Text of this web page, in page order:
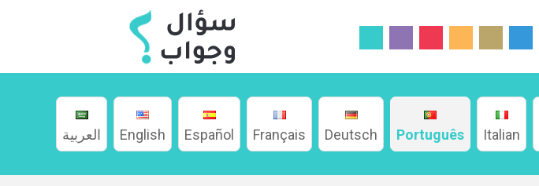
العربية English Español Français Deutsch Português Italian